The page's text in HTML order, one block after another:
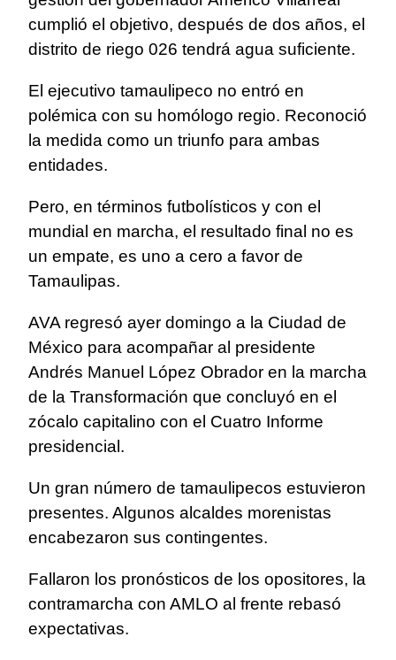
cumplió el objetivo, después de dos años, el
distrito de riego 026 tendrá agua suficiente.
El ejecutivo tamaulipeco no entró en
polémica con su homólogo regio. Reconoció
la medida como un triunfo para ambas
entidades.
Pero, en términos futbolísticos y con el
mundial en marcha, el resultado final no es
un empate, es uno a cero a favor de
Tamaulipas.
AVA regresó ayer domingo a la Ciudad de
México para acompañar al presidente
Andrés Manuel López Obrador en la marcha
de la Transformación que concluyó en el
zócalo capitalino con el Cuatro Informe
presidencial.
Un gran número de tamaulipecos estuvieron
presentes. Algunos alcaldes morenistas
encabezaron sus contingentes.
Fallaron los pronósticos de los opositores, la
contramarcha con AMLO al frente rebasó
expectativas.